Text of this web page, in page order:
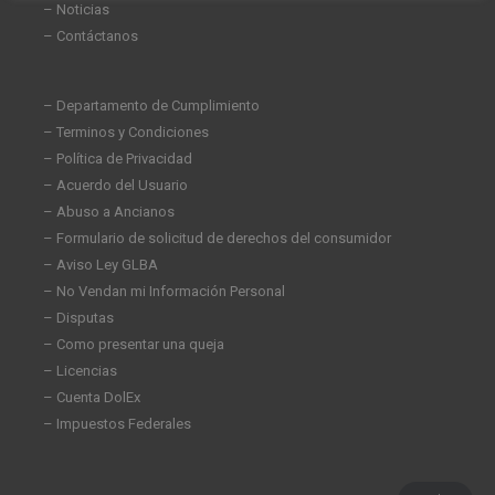
– Noticias
– Contáctanos
– Departamento de Cumplimiento
– Terminos y Condiciones
– Política de Privacidad
– Acuerdo del Usuario
– Abuso a Ancianos
– Formulario de solicitud de derechos del consumidor
– Aviso Ley GLBA
– No Vendan mi Información Personal
– Disputas
– Como presentar una queja
– Licencias
– Cuenta DolEx
– Impuestos Federales